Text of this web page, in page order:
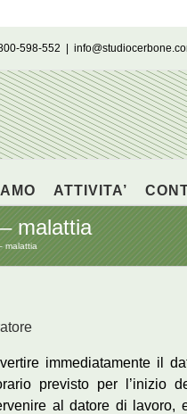
598-552
ATTIVITA’
malattia
malattia
immediatamente il
previsto per l’inizio
al datore di